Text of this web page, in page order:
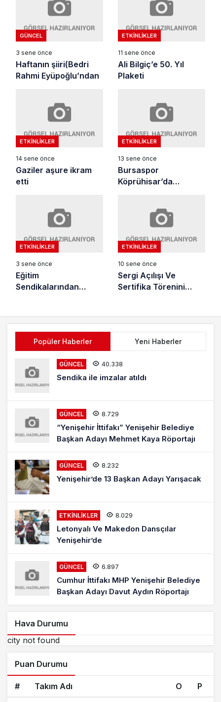
GÜNCEL
3 sene önce
Haftanın şiiri(Bedri
Rahmi Eyüpoğlu’ndan
ETKINLIKLER
11 sene önce
Ali Bilgiç’e 50. Yıl
Plaketi
ETKINLIKLER
14 sene önce
Gaziler aşure ikram
etti
ETKINLIKLER
13 sene önce
Bursaspor
Köprühisar’da
ETKINLIKLER
3 sene önce
Eğitim
Sendikalarından
ETKINLIKLER
10 sene önce
Sergi Açılışı Ve
Sertifika Törenini
Popüler Haberler Yeni Haberler
GÜNCEL 40.338
Sendika ile imzalar atıldı
GÜNCEL 8.729
“Yenişehir İttifakı” Yenişehir Belediye
Başkan Adayı Mehmet Kaya Röportajı
GÜNCEL 8.232
Yenişehir’de 13 Başkan Adayı Yarışacak
ETKINLIKLER 8.029
Letonyalı Ve Makedon Dansçılar
Yenişehir’de
GÜNCEL 6.897
Cumhur İttifakı MHP Yenişehir Belediye
Başkan Adayı Davut Aydın Röportajı
Hava Durumu
city not found
Puan Durumu
# Takım Adı O P